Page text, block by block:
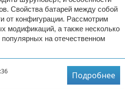
Свойства батарей между собой
от конфигурации. Рассмотрим
модификаций, а также несколько
на отечественном
Подробнее